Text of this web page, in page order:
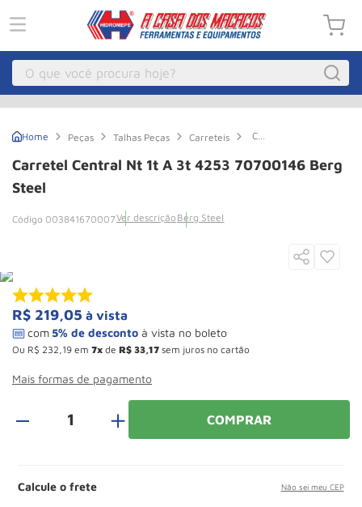
O que você procura hoje?
Peças Talhas Peças Carreteis
Carretel
Nt
1t a
Carretel Central Nt 1t A 3t 4253 70700146 Berg
Steel
003841670007Ver descrição Berg Steel
R$ 219,05 à vista
Ou R$ 232 19 em 7 de R$ 33 17 sem juros no cartão
Mais formas de pagamento
＋ COMPRAR
Calcule o frete Não sei meu CEP
Guincho Eletrico
3 Macaco Hidraulico
º Macaco
8 Rodizio
9º Talha
10 º